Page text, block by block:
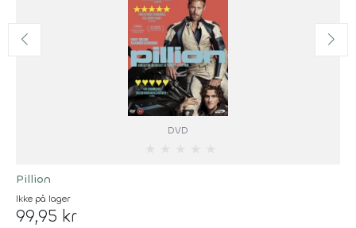
DVD
Pillion
Ikke på lager
99,95 kr